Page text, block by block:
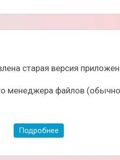
старая версия
менеджера файлов
Подробнее